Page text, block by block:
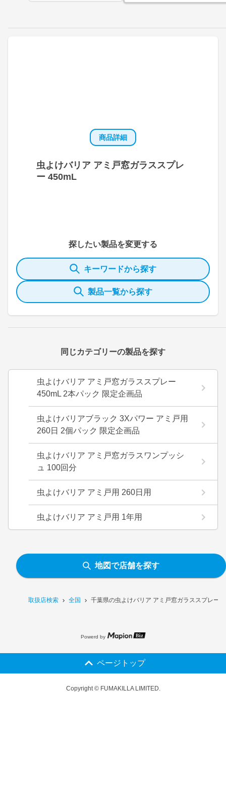
取扱店検索 全国 千葉県の虫よけバリア アミ戸窓ガラススプレー
商品詳細
虫よけバリア アミ戸窓ガラススプレ
ー 450mL
探したい製品を変更する
キーワードから探す
製品一覧から探す
同じカテゴリーの製品を探す
虫よけバリア アミ戸窓ガラススプレー
450mL 2本パック 限定企画品
虫よけバリアブラック 3Xパワー アミ戸用
260日 2個パック 限定企画品
虫よけバリア アミ戸窓ガラスワンプッシ
ュ 100回分
虫よけバリア アミ戸用 260日用
虫よけバリア アミ戸用 1年用
地図で店舗を探す
Powerd by
ページトップ
Copyright © FUMAKILLA LIMITED.